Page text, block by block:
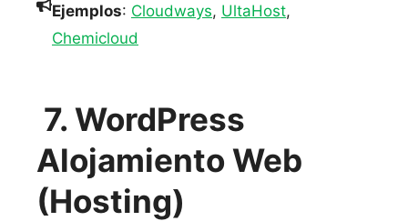
Ejemplos: Cloudways, UltaHost,
Chemicloud
7. WordPress
Alojamiento Web
(Hosting)